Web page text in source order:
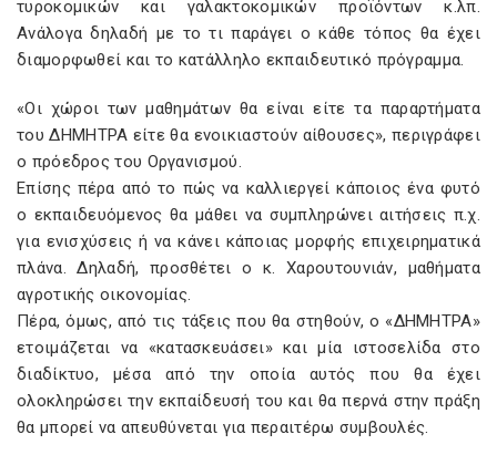
τυροκομικών και γαλακτοκομικών προϊόντων κ.λπ.
Ανάλογα δηλαδή με το τι παράγει ο κάθε τόπος θα έχει
διαμορφωθεί και το κατάλληλο εκπαιδευτικό πρόγραμμα.
«Οι χώροι των μαθημάτων θα είναι είτε τα παραρτήματα
του ΔΗΜΗΤΡΑ είτε θα ενοικιαστούν αίθουσες», περιγράφει
ο πρόεδρος του Οργανισμού.
Επίσης πέρα από το πώς να καλλιεργεί κάποιος ένα φυτό
ο εκπαιδευόμενος θα μάθει να συμπληρώνει αιτήσεις π.χ.
για ενισχύσεις ή να κάνει κάποιας μορφής επιχειρηματικά
πλάνα. Δηλαδή, προσθέτει ο κ. Χαρουτουνιάν, μαθήματα
αγροτικής οικονομίας.
Πέρα, όμως, από τις τάξεις που θα στηθούν, ο «ΔΗΜΗΤΡΑ»
ετοιμάζεται να «κατασκευάσει» και μία ιστοσελίδα στο
διαδίκτυο, μέσα από την οποία αυτός που θα έχει
ολοκληρώσει την εκπαίδευσή του και θα περνά στην πράξη
θα μπορεί να απευθύνεται για περαιτέρω συμβουλές.